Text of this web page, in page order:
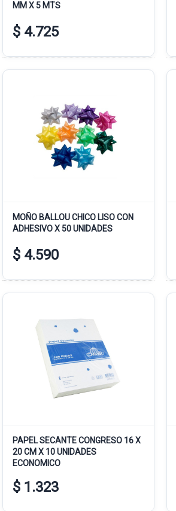
MM X 5 MTS
$ 4.725
MOÑO BALLOU CHICO LISO CON
ADHESIVO X 50 UNIDADES
$ 4.590
PAPEL SECANTE CONGRESO 16 X
20 CM X 10 UNIDADES
ECONOMICO
$ 1.323